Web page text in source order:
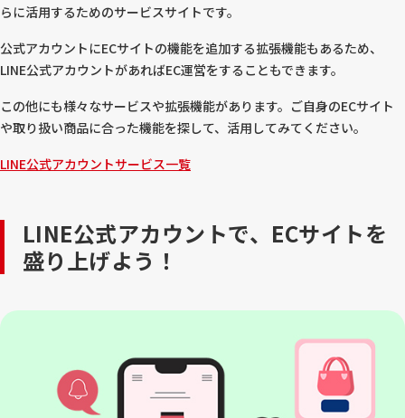
らに活用するためのサービスサイトです。
公式アカウントにECサイトの機能を追加する拡張機能もあるため、
LINE公式アカウントがあればEC運営をすることもできます。
この他にも様々なサービスや拡張機能があります。ご自身のECサイト
や取り扱い商品に合った機能を探して、活用してみてください。
LINE公式アカウントサービス一覧
LINE公式アカウントで、ECサイトを
盛り上げよう！